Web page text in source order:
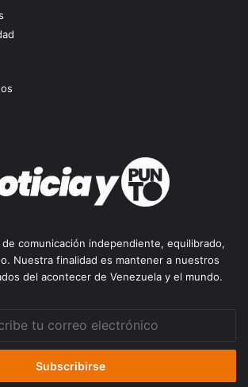
de comunicación independiente, equilibrado,
Nuestra finalidad es mantener a nuestros
del acontecer de Venezuela y el mundo.